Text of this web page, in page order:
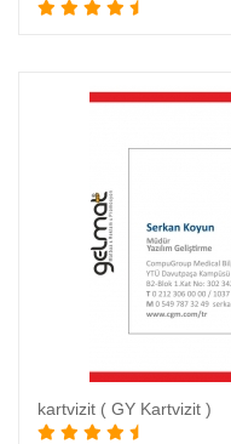
kartvizit ( GY Kartvizit )